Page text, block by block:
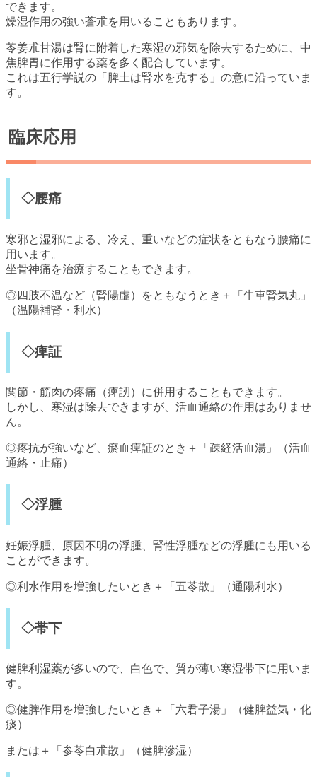
できます。
燥湿作用の強い蒼朮を用いることもあります。
苓姜朮甘湯は腎に附着した寒湿の邪気を除去するために、中
焦脾胃に作用する薬を多く配合しています。
これは五行学説の「脾土は腎水を克する」の意に沿っていま
す。
臨床応用
◇腰痛
寒邪と湿邪による、冷え、重いなどの症状をともなう腰痛に
用います。
坐骨神痛を治療することもできます。
◎四肢不温など（腎陽虛）をともなうとき＋「牛車腎気丸」
（温陽補腎・利水）
◇痺証
関節・筋肉の疼痛（痺訒）に併用することもできます。
しかし、寒湿は除去できますが、活血通絡の作用はありませ
ん。
◎疼抗が強いなど、瘀血痺証のとき＋「疎経活血湯」（活血
通絡・止痛）
◇浮腫
妊娠浮腫、原因不明の浮腫、腎性浮腫などの浮腫にも用いる
ことができます。
◎利水作用を増強したいとき＋「五苓散」（通陽利水）
◇帯下
健脾利湿薬が多いので、白色で、質が薄い寒湿带下に用いま
す。
◎健脾作用を増強したいとき＋「六君子湯」（健脾益気・化
痰）
または＋「参苓白朮散」（健脾滲湿）